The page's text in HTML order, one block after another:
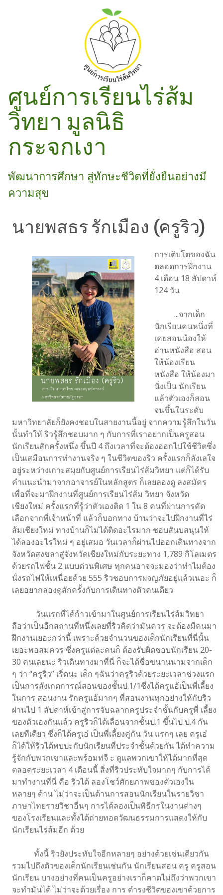
ศูนย์การเรียนไร่ส้ม
วิทยา มูลนิธิ
กระจกเงา
พัฒนาการศึกษา สู่ทักษะชีวิตที่ยั่งยืนอย่างมี
ความสุข
นายพสธร รักเมือง (ครูริว)
การเติบโตของฉัน
ตลอดการฝึกงาน
4 เดือน 18 สัปดาห์
124 วัน
...จากเด็ก
นักเรียนคนหนึ่งที่
เคยสอนน้องให้
อ่านหนังสือ สอน
ให้น้องเรียน
หนังสือ ให้น้องมา
นั่งเป็น นักเรียน
แล้วตัวเองก็สอน
จนขึ้นในระดับ
มหาวิทยาลัยก็ยังคงชอบในสายงานนี้อยู่ จากความรู้สึกในวัน
นั้นทําให้ ริวรู้สึกชอบมาก ๆ กับการที่เราอยากเป็นครูสอน
นักเรียนสักครั้งหนึ่ง ขึ้นปี 4 ถึงเวลาที่จะต้องออกไปใช้ชีวิตซึ่ง
เป็นเสมือนการทํางานจริง ๆ ในชีวิตของริว ครั้งแรกก็ลังเลใจ
อยู่ระหว่างเกาะสมุยกับศูนย์การเรียนไร่ส้มวิทยา แต่ก็ได้รับ
คําแนะนํามาจากอาจารย์ในหลักสูตร ก็เลยลองดู ลงสมัคร
เพื่อที่จะมาฝึกงานที่ศูนย์การเรียนไร่ส้ม วิทยา จังหวัด
เชียงใหม่ ครั้งแรกที่รู้ว่าตัวเองติด 1 ใน 8 คนที่ผ่านการคัด
เลือกจากพี่เจ้าหน้าที่ แล้วก็บอกทาง บ้านว่าจะไปฝึกงานที่ไร่
ส้มเชียงใหม่ ทางบ้านก็ไม่ได้ติดอะไรมาก ชอบสันบสนุนให้
ได้ลองอะไรใหม่ ๆ อยู่เสมอ วันเวลาก็ผ่านไปออกเดินทางจาก
จังหวัดสงขลาสู่จังหวัดเชียงใหม่กับระยะทาง 1,789 กิโลเมตร
ด้วยรถไฟชั้น 2 แบบด่วนพิเศษ ทุกคนอาจจะมองว่าทําไมต้อง
นั่งรถไฟให้เหนื่อยด้วย 555 ริวชอบการผจญภัยอยู่แล้วเนอะ ก็
เลยอยากลองดูสักครั้งกับการเดินทางตัวคนเดียว
วันแรกที่ได้ก้าวเข้ามาในศูนย์การเรียนไร่ส้มวิทยา
ถือว่าเป็นอีกสถานที่หนึ่งเลยที่ริวคิดว่ามันควร จะต้องมีคนมา
ฝึกงานเยอะกว่านี้ เพราะด้วยจํานวนของเด็กนักเรียนที่นี่นั้น
เยอะพอสมควร ซึ่งครูแต่ละคนก็ ต้องรับผิดชอบนักเรียน 20-
30 คนเลยนะ ริวเดินทางมาที่นี่ ก็จะได้ชื่อขนานนามจากเด็ก
ๆ ว่า “ครูริว” เริ่ดนะ เด็ก ๆฉันว่าครูริวด้วยระยะเวลาช่วงแรก
เป็นการสังเกตการณ์สอนของชั้นป.1/1ซึ่งได้ครูแอ้เป็นพี่เลี้ยง
ในการ สอนงาน รักครูแอ้มากๆ ที่สอนงานทุกอย่างให้กับริว
ผ่านไป 1 สัปดาห์เข้าสู่การจับฉลากครูประจําชั้นกับครูพี่ เลี้ยง
ของตัวเองกันแล้ว ครูริวก็ได้เลื่อนจากชั้นป.1 ขึ้นไป ป.4 กัน
เลยทีเดียว ซึ่งก็ได้ครูเอ๋ เป็นพี่เลี้ยงคู่กัน วัน แรกๆ เลย ครูเอ๋
ก็ได้ให้ริวได้พบปะกับนักเรียนที่ประจําชั้นด้วยกัน ได้ทําความ
รู้จักกับพวกเขาและพร้อมท่จี ะ ดูแลพวกเขาให้ได้มากที่สุด
ตลอดระยะเวลา 4 เดือนนี้ สิ่งที่ริวประทับใจมากๆ กับการได้
มาทํางานที่นี่ คือ ริวได้ ลองโชว์ศักยภาพของตัวเองใน
หลายๆ ด้าน ไม่ว่าจะเป็นด้านการสอนนักเรียนในรายวิชา
ภาษาไทยรายวิชาอื่นๆ การได้ลองเป็นพิธีกรในงานต่างๆ
ของโรงเรียนและทั้งได้ถ่ายทอดวัฒนธรรมการแสดงให้กับ
นักเรียนไร่ส้มอีก ด้วย
ทั้งนี้ ริวยังประทับใจอีกหลายๆ อย่างด้วยเช่นเดียวกัน
รวมไปถึงตัวของเด็กนักเรียนเช่นกัน นักเรียนสอน ครู ครูสอน
นักเรียน บางอย่างที่คนเป็นครูอย่างเราก็คาดไม่ถึงว่าพวกเขา
จะทํามันได้ ไม่ว่าจะด้วยเรื่อง การ ดํารงชีวิตของเขาด้วยการ